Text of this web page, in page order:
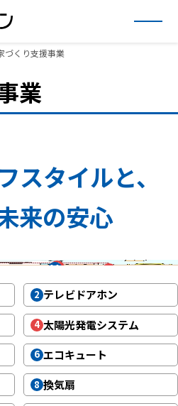
づくり支援事業
業
スタイルと、
来の安心
4
11 13
2 テレビドアホン
4 太陽光発電システム
6 エコキュート
8 換気扇